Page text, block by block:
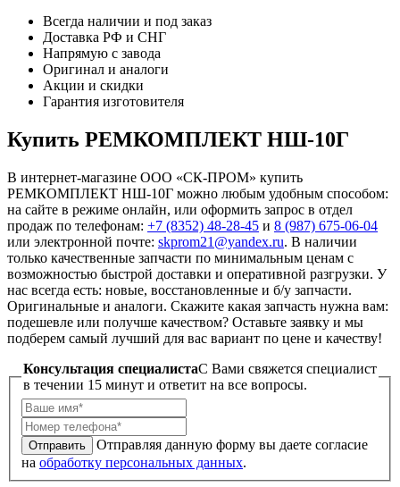
Всегда наличии и под заказ
Доставка РФ и СНГ
Напрямую с завода
Оригинал и аналоги
Акции и скидки
Гарантия изготовителя
Купить РЕМКОМПЛЕКТ НШ-10Г
В интернет-магазине ООО «СК-ПРОМ» купить
РЕМКОМПЛЕКТ НШ-10Г можно любым удобным способом:
на сайте в режиме онлайн, или оформить запрос в отдел
продаж по телефонам: +7 (8352) 48-28-45 и 8 (987) 675-06-04
или электронной почте: skprom21@yandex.ru. В наличии
только качественные запчасти по минимальным ценам с
возможностью быстрой доставки и оперативной разгрузки. У
нас всегда есть: новые, восстановленные и б/у запчасти.
Оригинальные и аналоги. Скажите какая запчасть нужна вам:
подешевле или получше качеством? Оставьте заявку и мы
подберем самый лучший для вас вариант по цене и качеству!
Консультация специалистаC Вами свяжется специалист
в течении 15 минут и ответит на все вопросы.
Отправить
Отправляя данную форму вы даете согласие
на обработку персональных данных.